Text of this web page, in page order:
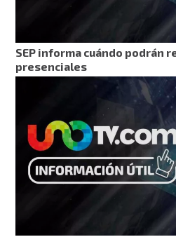
SEP informa cuándo podrán
presenciales